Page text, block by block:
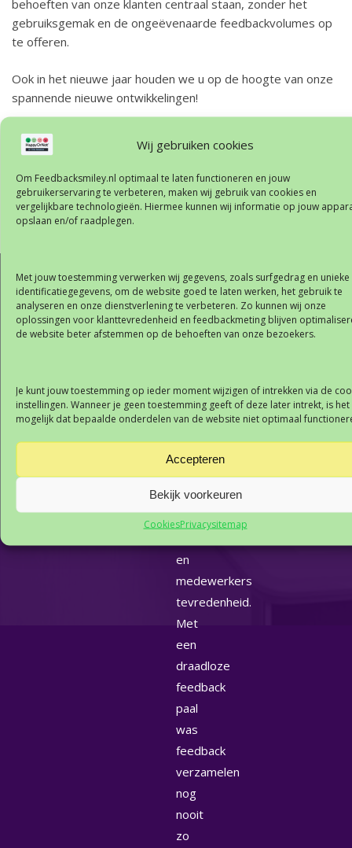
Wij gebruiken cookies
Om Feedbacksmiley.nl optimaal te laten functioneren en jouw
gebruikerservaring te verbeteren, maken wij gebruik van cookies en
vergelijkbare technologieën. Hiermee kunnen wij informatie op jouw
opslaan en/of raadplegen.
Met jouw toestemming verwerken wij gegevens, zoals surfgedrag en unieke
identificatiegegevens, om de website goed te laten werken, het gebruik te
analyseren en onze dienstverlening te verbeteren. Zo kunnen wij onze
oplossingen voor klanttevredenheid en feedbackmeting blijven
de website beter afstemmen op de behoeften van onze bezoekers.
Je kunt jouw toestemming op ieder moment wijzigen of intrekken via de
instellingen. Wanneer je geen toestemming geeft of deze later intrekt, is het
mogelijk dat bepaalde onderdelen van de website niet optimaal
Accepteren
Bekijk voorkeuren
CookiesPrivacysitemap
behoeften van onze klanten centraal staan, zonder het
gebruiksgemak en de ongeëvenaarde feedbackvolumes op
te offeren.
Ook in het nieuwe jaar houden we u op de hoogte van onze
spannende nieuwe ontwikkelingen!
Meer informatie over HappyOrNot en onze Smiley-
producten vindt u bijwww.feedbacksmiley.nl
Posted inBlog
navigatie
uw doelgroep met
HappyOrNot Demographics
Over
Feedbacksmiley.nl
de
HappyOrNot
feedbackpaal
verbeter
je
jouw
en
medewerkers
tevredenheid.
Met
een
draadloze
feedback
paal
was
feedback
verzamelen
nog
nooit
zo